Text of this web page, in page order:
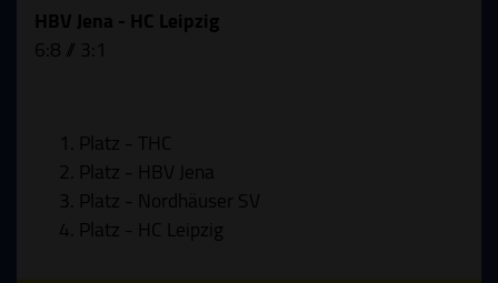
HBV Jena - HC Leipzig
6:8 // 3:1
Platz - THC
Platz - HBV Jena
Platz - Nordhäuser SV
Platz - HC Leipzig